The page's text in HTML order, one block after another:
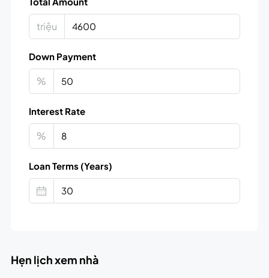
triệu
Down Payment
%
Interest Rate
%
Loan Terms (Years)
Hẹn lịch xem nhà